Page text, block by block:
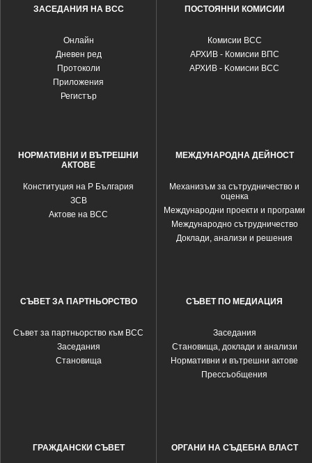
ЗАСЕДАНИЯ НА ВСС
Oнлайн
Дневен ред
Протоколи
Приложения
Регистър
ПОСТОЯННИ КОМИСИИ
Комисии ВСС
АРХИВ - Комисии ВПС
АРХИВ - Kомисии ВСС
НОРМАТИВНИ И ВЪТРЕШНИ
АКТОВЕ
Конституция на Р България
ЗСВ
Актове на ВСС
МЕЖДУНАРОДНА ДЕЙНОСТ
Механизъм за сътрудничество и
оценка
Международни проекти и програми
Международно сътрудничество
Доклади, анализи и решения
СЪВЕТ ЗА ПАРТНЬОРСТВО
Съвет за партньорство към ВСС
Заседания
Становища
СЪВЕТ ПО МЕДИАЦИЯ
Заседания
Становища, доклади и анализи
Нормативни и вътрешни актове
Прессъобщения
ГРАЖДАНСКИ СЪВЕТ ОРГАНИ НА СЪДЕБНА ВЛАСТ